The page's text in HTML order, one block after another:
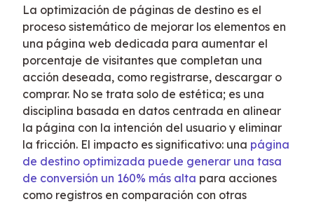
La optimización de páginas de destino es el
proceso sistemático de mejorar los elementos en
una página web dedicada para aumentar el
porcentaje de visitantes que completan una
acción deseada, como registrarse, descargar o
comprar. No se trata solo de estética; es una
disciplina basada en datos centrada en alinear
la página con la intención del usuario y eliminar
la fricción. El impacto es significativo: una página
de destino optimizada puede generar una tasa
de conversión un 160% más alta para acciones
como registros en comparación con otras